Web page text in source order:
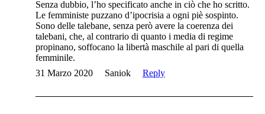
Senza dubbio, l’ho specificato anche in ciò che ho scritto.
Le femministe puzzano d’ipocrisia a ogni piè sospinto.
Sono delle talebane, senza però avere la coerenza dei
talebani, che, al contrario di quanto i media di regime
propinano, soffocano la libertà maschile al pari di quella
femminile.
31 Marzo 2020
Saniok Reply